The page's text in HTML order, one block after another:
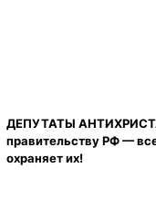
ДЕПУТАТЫ
правительству РФ —
охраняет их!